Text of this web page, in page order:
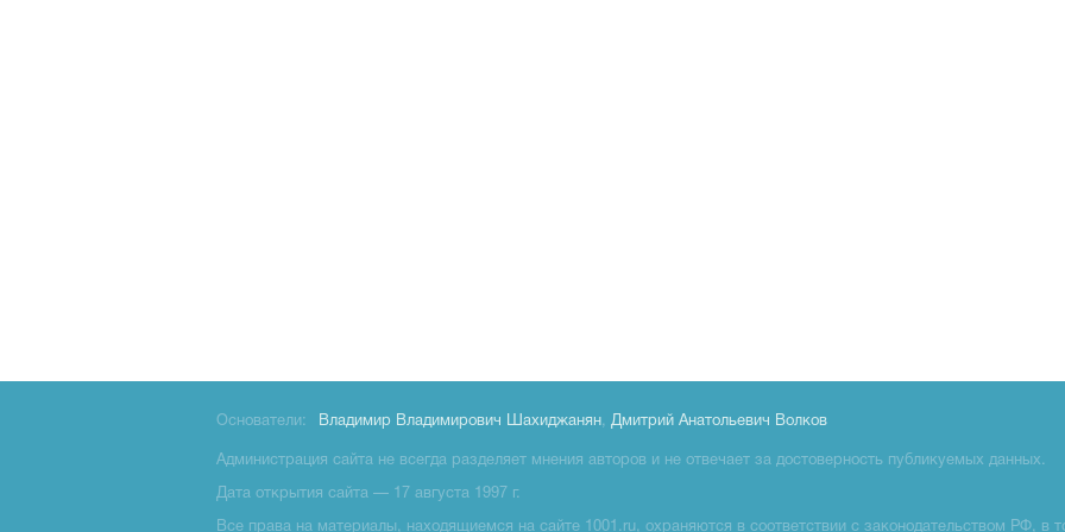
Основатели: Владимир Владимирович Шахиджанян, Дмитрий Анатольевич Волков
Администрация сайта не всегда разделяет мнения авторов и не отвечает за достоверность публикуемых данных.
Дата открытия сайта — 17 августа 1997 г.
Все права на материалы, находящиемся на сайте 1001.ru, охраняются в соответствии с законодательством РФ, в